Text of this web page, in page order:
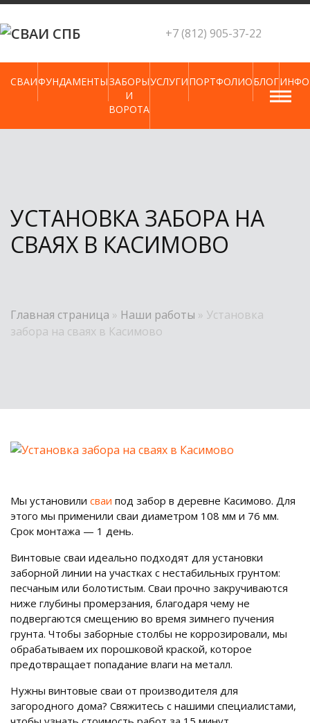
Skip
to
content
+7 (812) 905-37-22
СВАИФУНДАМЕНТЫЗАБОРЫ
И
ВОРОТА
УСЛУГИПОРТФОЛИОБЛОГ
УСТАНОВКА ЗАБОРА НА
СВАЯХ В КАСИМОВО
Главная страница » Наши работы » Установка
забора на сваях в Касимово
Мы установили сваи под забор в деревне Касимово. Для
этого мы применили сваи диаметром 108 мм и 76 мм.
Срок монтажа — 1 день.
Винтовые сваи идеально подходят для установки
заборной линии на участках с нестабильных грунтом:
песчаным или болотистым. Сваи прочно закручиваются
ниже глубины промерзания, благодаря чему не
подвергаются смещению во время зимнего пучения
грунта. Чтобы заборные столбы не коррозировали, мы
обрабатываем их порошковой краской, которое
предотвращает попадание влаги на металл.
Нужны винтовые сваи от производителя для
загородного дома? Свяжитесь с нашими специалистами,